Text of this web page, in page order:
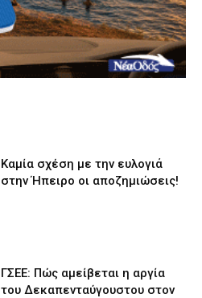
Καμία σχέση με την ευλογιά
στην Ήπειρο οι αποζημιώσεις!
ΓΣΕΕ: Πώς αμείβεται η αργία
του Δεκαπενταύγουστου στον